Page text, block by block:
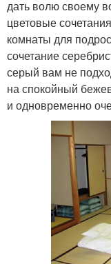
дать волю своему
цветовые
комнаты для
сочетание
серый вам не
на спокойный
и одновременно